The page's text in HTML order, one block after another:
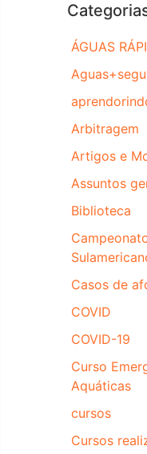
ÁGUAS
Arbitragem
Artigos e
Assuntos
Biblioteca
Casos de
COVID
COVID-19
Curso
Aquáticas
cursos
Cursos